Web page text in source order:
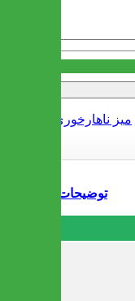
میز ناهارخوری شیشه ای
توضیحات